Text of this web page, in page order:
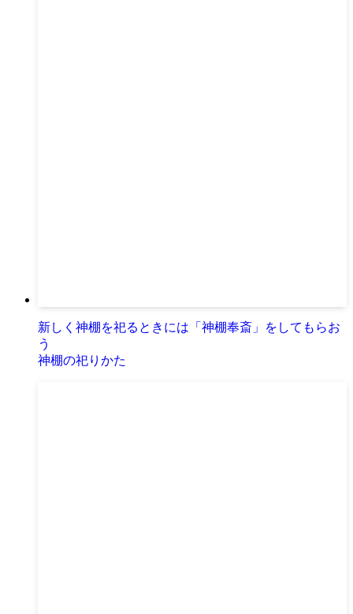
新しく神棚を祀るときには「神棚奉斎」をしてもらお
う
神棚の祀りかた